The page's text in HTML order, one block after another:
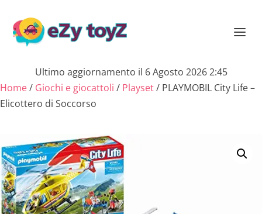
Ultimo aggiornamento il 6 Agosto 2026 2:45
Home/ Giochi e giocattoli / Playset/ PLAYMOBIL City Life –
Elicottero di Soccorso